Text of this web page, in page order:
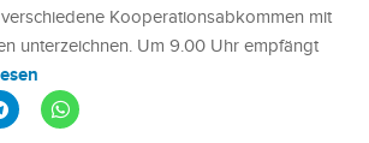
Kooperationsabkommen mit
unterzeichnen. Um 9.00 Uhr empfängt